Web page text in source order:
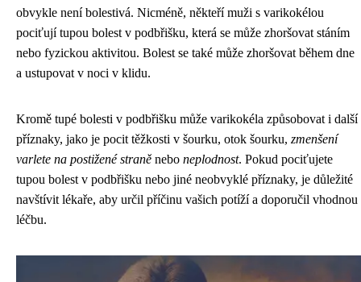
obvykle není bolestivá. Nicméně, někteří muži s varikokélou
pociťují tupou bolest v podbřišku, která se může zhoršovat stáním
nebo fyzickou aktivitou. Bolest se také může zhoršovat během dne
a ustupovat v noci v klidu.
Kromě tupé bolesti v podbřišku může varikokéla způsobovat i další
příznaky, jako je pocit těžkosti v šourku, otok šourku, zmenšení
varlete na postižené straně nebo neplodnost. Pokud pociťujete
tupou bolest v podbřišku nebo jiné neobvyklé příznaky, je důležité
navštívit lékaře, aby určil příčinu vašich potíží a doporučil vhodnou
léčbu.